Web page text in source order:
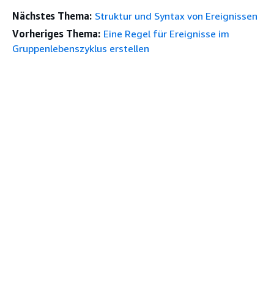
Nächstes Thema: Struktur und Syntax von Ereignissen
Vorheriges Thema: Eine Regel für Ereignisse im
Gruppenlebenszyklus erstellen